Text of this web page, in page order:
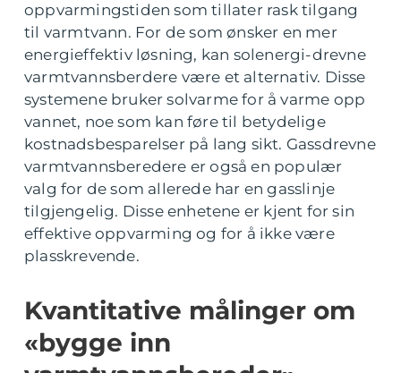
oppvarmingstiden som tillater rask tilgang
til varmtvann. For de som ønsker en mer
energieffektiv løsning, kan solenergi-drevne
varmtvannsberdere være et alternativ. Disse
systemene bruker solvarme for å varme opp
vannet, noe som kan føre til betydelige
kostnadsbesparelser på lang sikt. Gassdrevne
varmtvannsberedere er også en populær
valg for de som allerede har en gasslinje
tilgjengelig. Disse enhetene er kjent for sin
effektive oppvarming og for å ikke være
plasskrevende.
Kvantitative målinger om
«bygge inn